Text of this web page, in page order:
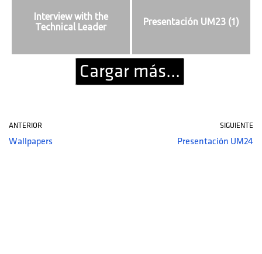
Interview with the
Technical Leader
Presentación UM23 (1)
Cargar más...
ANTERIOR
Wallpapers
SIGUIENTE
Presentación UM24